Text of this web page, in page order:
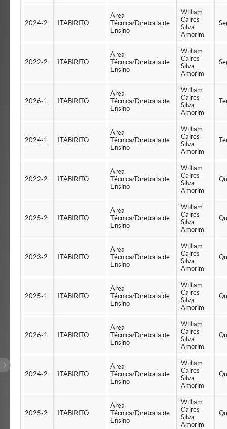
2024-2 ITABIRITO
Área
Técnica/Diretoria de
Ensino
William
Caires
Silva
Amorim
2022-2 ITABIRITO
Área
Técnica/Diretoria de
Ensino
William
Caires
Silva
Amorim
2026-1 ITABIRITO
Área
Técnica/Diretoria de
Ensino
William
Caires
Silva
Amorim
2024-1 ITABIRITO
Área
Técnica/Diretoria de
Ensino
William
Caires
Silva
Amorim
2022-2 ITABIRITO
Área
Técnica/Diretoria de
Ensino
William
Caires
Silva
Amorim
2025-2 ITABIRITO
Área
Técnica/Diretoria de
Ensino
William
Caires
Silva
Amorim
2023-2 ITABIRITO
Área
Técnica/Diretoria de
Ensino
William
Caires
Silva
Amorim
2025-1 ITABIRITO
Área
Técnica/Diretoria de
Ensino
William
Caires
Silva
Amorim
2026-1 ITABIRITO
Área
Técnica/Diretoria de
Ensino
William
Caires
Silva
Amorim
2024-2 ITABIRITO
Área
Técnica/Diretoria de
Ensino
William
Caires
Silva
Amorim
2025-2 ITABIRITO
Área
Técnica/Diretoria de
Ensino
William
Caires
Silva
Amorim